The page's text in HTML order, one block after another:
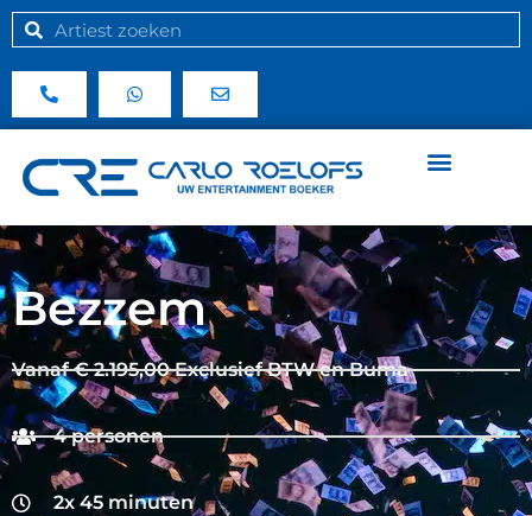
Bezzem
Vanaf € 2.195,00 Exclusief BTW en Buma
4 personen
2x 45 minuten